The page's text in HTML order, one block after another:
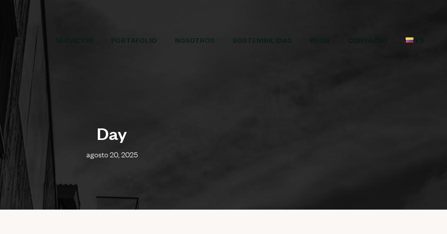
SERVICIOS PORTAFOLIO NOSOTROS SOSTENIBILIDAD BLOG CONTACTO ES
Day
agosto 20, 2025